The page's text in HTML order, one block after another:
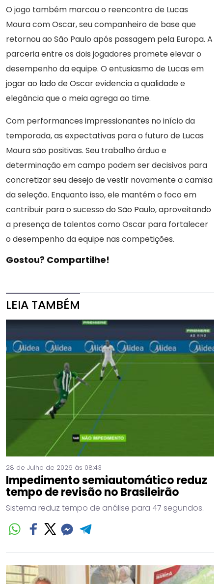
O jogo também marcou o reencontro de Lucas
Moura com Oscar, seu companheiro de base que
retornou ao São Paulo após passagem pela Europa. A
parceria entre os dois jogadores promete elevar o
desempenho da equipe. O entusiasmo de Lucas em
jogar ao lado de Oscar evidencia a qualidade e
elegância que o meia agrega ao time.
Com performances impressionantes no início da
temporada, as expectativas para o futuro de Lucas
Moura são positivas. Seu trabalho árduo e
determinação em campo podem ser decisivos para
concretizar seu desejo de vestir novamente a camisa
da seleção. Enquanto isso, ele mantém o foco em
contribuir para o sucesso do São Paulo, aproveitando
a presença de talentos como Oscar para fortalecer
o desempenho da equipe nas competições.
Gostou? Compartilhe!
LEIA TAMBÉM
28 de Julho de 2026 às 08:43
Impedimento semiautomático reduz
tempo de revisão no Brasileirão
Sistema reduz tempo de análise para 47 segundos.